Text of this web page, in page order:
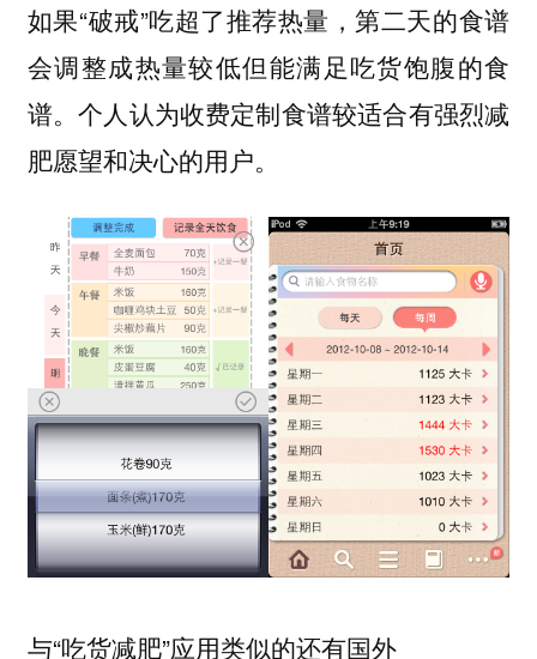
如果“破戒”吃超了推荐热量，第二天的食谱
会调整成热量较低但能满足吃货饱腹的食
谱。个人认为收费定制食谱较适合有强烈减
肥愿望和决心的用户。
与“吃货减肥”应用类似的还有国外